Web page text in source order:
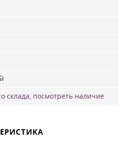
склада, посмотреть наличие